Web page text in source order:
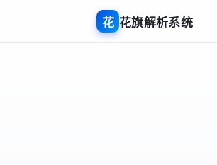
花 花旗解析系统